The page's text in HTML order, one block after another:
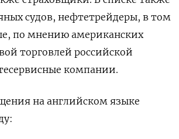
судов, нефтетрейдеры, в том
по мнению американских
торговлей российской
компании.
на английском языке